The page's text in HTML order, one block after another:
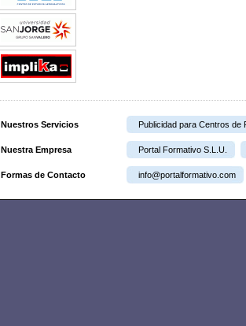
Nuestros Servicios Publicidad para Centros de
Nuestra Empresa Portal Formativo S.L.U.
Formas de Contacto info@portalformativo.com